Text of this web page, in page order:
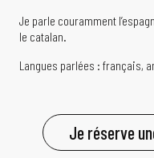
Je parle couramment
le catalan.
Langues parlées : français,
Je réserve